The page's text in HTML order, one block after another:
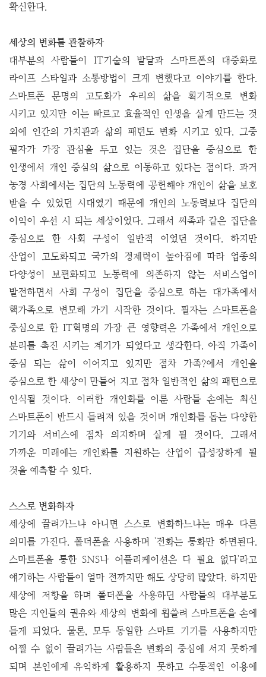
확신한다.
세상의 변화를 관찰하자
대부분의 사람들이 IT기술의 발달과 스마트폰의 대중화로
라이프 스타일과 소통방법이 크게 변했다고 이야기를 한다.
스마트폰 문명의 고도화가 우리의 삶을 획기적으로 변화
시키고 있지만 이는 빠르고 효율적인 인생을 살게 만드는 것
외에 인간의 가치관과 삶의 패턴도 변화 시키고 있다. 그중
필자가 가장 관심을 두고 있는 것은 집단을 중심으로 한
인생에서 개인 중심의 삶으로 이동하고 있다는 점이다. 과거
농경 사회에서는 집단의 노동력에 공헌해야 개인이 삶을 보호
받을 수 있었던 시대였기 때문에 개인의 노동력보다 집단의
이익이 우선 시 되는 세상이었다. 그래서 씨족과 같은 집단을
중심으로 한 사회 구성이 일반적 이었던 것이다. 하지만
산업이 고도화되고 국가의 경제력이 높아짐에 따라 업종의
다양성이 보편화되고 노동력에 의존하지 않는 서비스업이
발전하면서 사회 구성이 집단을 중심으로 하는 대가족에서
핵가족으로 변모해 가기 시작한 것이다. 필자는 스마트폰을
중심으로 한 IT혁명의 가장 큰 영향력은 가족에서 개인으로
분리를 촉진 시키는 계기가 되었다고 생각한다. 아직 가족이
중심 되는 삶이 이어지고 있지만 점차 가족?에서 개인을
중심으로 한 세상이 만들어 지고 점차 일반적인 삶의 패턴으로
인식될 것이다. 이러한 개인화를 이룬 사람들 손에는 최신
스마트폰이 반드시 들려져 있을 것이며 개인화를 돕는 다양한
기기와 서비스에 점차 의지하며 살게 될 것이다. 그래서
가까운 미래에는 개인화를 지원하는 산업이 급성장하게 될
것을 예측할 수 있다.
스스로 변화하자
세상에 끌려가느냐 아니면 스스로 변화하느냐는 매우 다른
의미를 가진다. 폴더폰을 사용하며 '전화는 통화만 하면된다.
스마트폰을 통한 SNS나 어플리케이션은 다 필요 없다'라고
얘기하는 사람들이 얼마 전까지만 해도 상당히 많았다. 하지만
세상에 저항을 하며 폴더폰을 사용하던 사람들의 대부분도
많은 지인들의 권유와 세상의 변화에 휩쓸려 스마트폰을 손에
들게 되었다. 물론, 모두 동일한 스마트 기기를 사용하지만
어쩔 수 없이 끌려가는 사람들은 변화의 중심에 서지 못하게
되며 본인에게 유익하게 활용하지 못하고 수동적인 이용에